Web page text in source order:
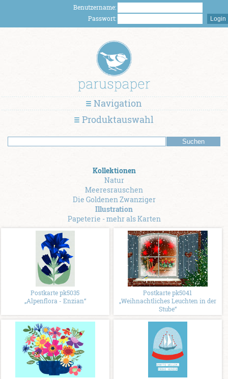
Benutzername:
Passwort:
Navigation
Produktauswahl
Kollektionen
Natur
Meeresrauschen
Die Goldenen Zwanziger
Illustration
Papeterie - mehr als Karten
Postkarte pk5035
„Alpenflora - Enzian“
Postkarte pk5041
„Weihnachtliches Leuchten in der
Stube“